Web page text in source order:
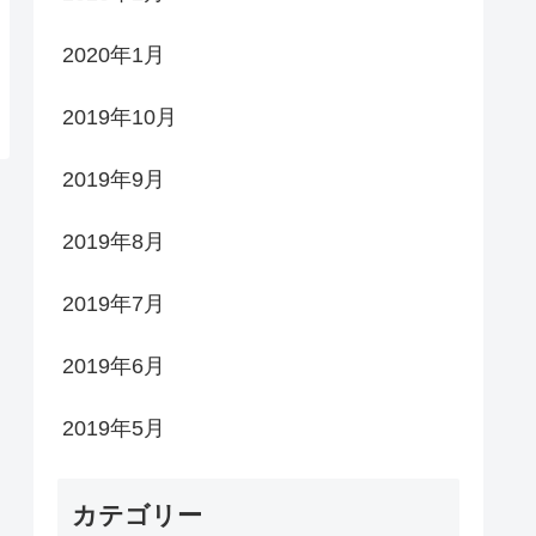
2020年1月
2019年10月
2019年9月
2019年8月
2019年7月
2019年6月
2019年5月
カテゴリー